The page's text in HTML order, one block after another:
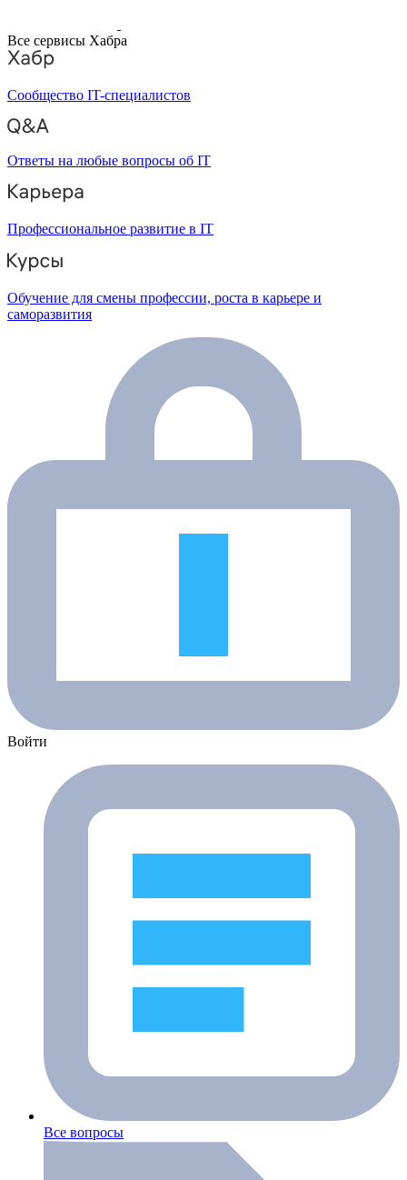
Все сервисы Хабра
Сообщество IT-специалистов
Ответы на любые вопросы об IT
Профессиональное развитие в IT
Обучение для смены профессии, роста в карьере и
саморазвития
Войти
Все вопросы